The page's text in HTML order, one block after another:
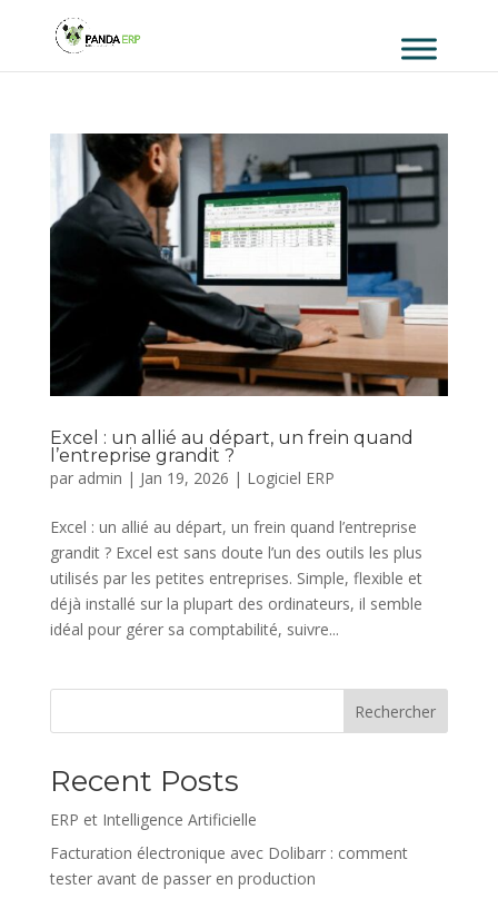
Excel : un allié au départ, un frein quand
l’entreprise grandit ?
par admin | Jan 19, 2026 | Logiciel ERP
Excel : un allié au départ, un frein quand l’entreprise
grandit ? Excel est sans doute l’un des outils les plus
utilisés par les petites entreprises. Simple, flexible et
déjà installé sur la plupart des ordinateurs, il semble
idéal pour gérer sa comptabilité, suivre...
Rechercher
Recent Posts
ERP et Intelligence Artificielle
Facturation électronique avec Dolibarr : comment
tester avant de passer en production